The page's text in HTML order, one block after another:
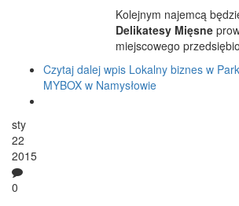
Kolejnym najemcą
Delikatesy Mięsne
miejscowego
Czytaj dalej wpis Lokalny biznes w
MYBOX w Namysłowie
sty
22
2015
0